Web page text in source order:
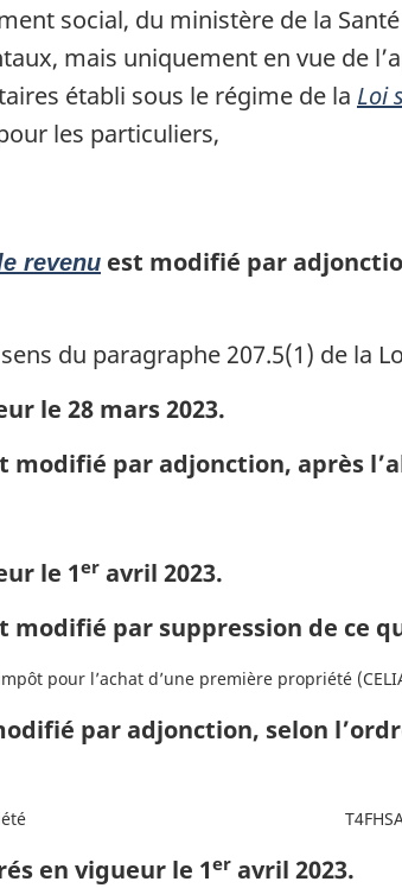
social, du ministère de la
mais uniquement en vue de
établi sous le régime de la Loi
les particuliers,
revenu est modifié par
du paragraphe 207.5(1) de la
le 28 mars 2023.
par adjonction, après
le 1er avril 2023.
par suppression de ce
pour l’achat d’une première propriété
par adjonction, selon
en vigueur le 1er avril 2023.